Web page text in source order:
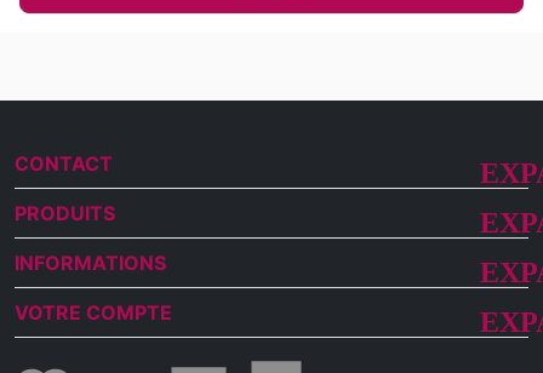
CONTACT
PRODUITS
INFORMATIONS
VOTRE COMPTE